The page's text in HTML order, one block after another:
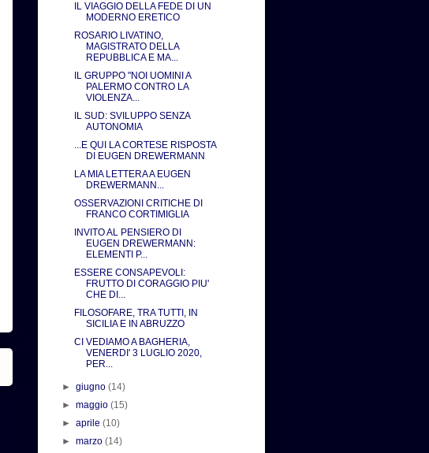
IL VIAGGIO DELLA FEDE DI UN
MODERNO ERETICO
ROSARIO LIVATINO,
MAGISTRATO DELLA
REPUBBLICA E MA...
IL GRUPPO "NOI UOMINI A
PALERMO CONTRO LA
VIOLENZA...
IL SUD: SVILUPPO SENZA
AUTONOMIA
...E QUI LA CORTESE RISPOSTA
DI EUGEN DREWERMANN
LA MIA LETTERA A EUGEN
DREWERMANN...
OSSERVAZIONI CRITICHE DI
FRANCO CORTIMIGLIA
INVITO AL PENSIERO DI
EUGEN DREWERMANN:
ELEMENTI P...
ESSERE CONSAPEVOLI:
FRUTTO DI CORAGGIO PIU'
CHE DI...
FILOSOFARE, TRA TUTTI, IN
SICILIA E IN ABRUZZO
CI VEDIAMO A BAGHERIA,
VENERDI' 3 LUGLIO 2020,
PER...
►giugno(14)
►maggio(15)
►aprile(10)
►marzo(14)